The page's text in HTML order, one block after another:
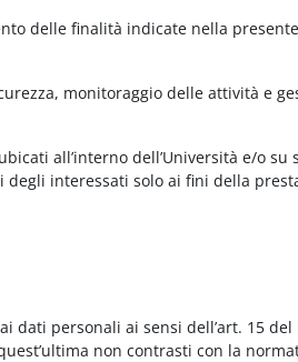
delle finalità indicate nella
monitoraggio delle attività e
all’interno dell’Università e/o
interessati solo ai fini della
dati personali ai sensi dell’art. 15 del
non contrasti con la